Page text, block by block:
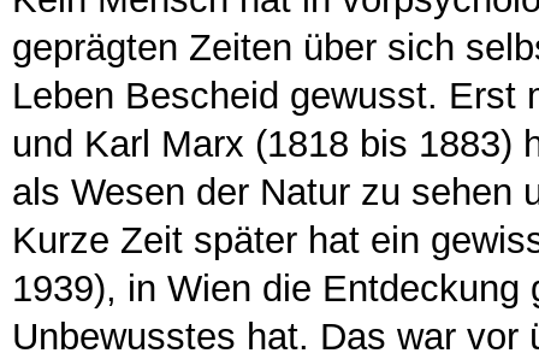
geprägten Zeiten über sich
Leben Bescheid gewusst. Erst
und Karl Marx (1818 bis 1883)
als Wesen der Natur zu sehen
Kurze Zeit später hat ein
1939), in Wien die
Unbewusstes hat. Das war vor